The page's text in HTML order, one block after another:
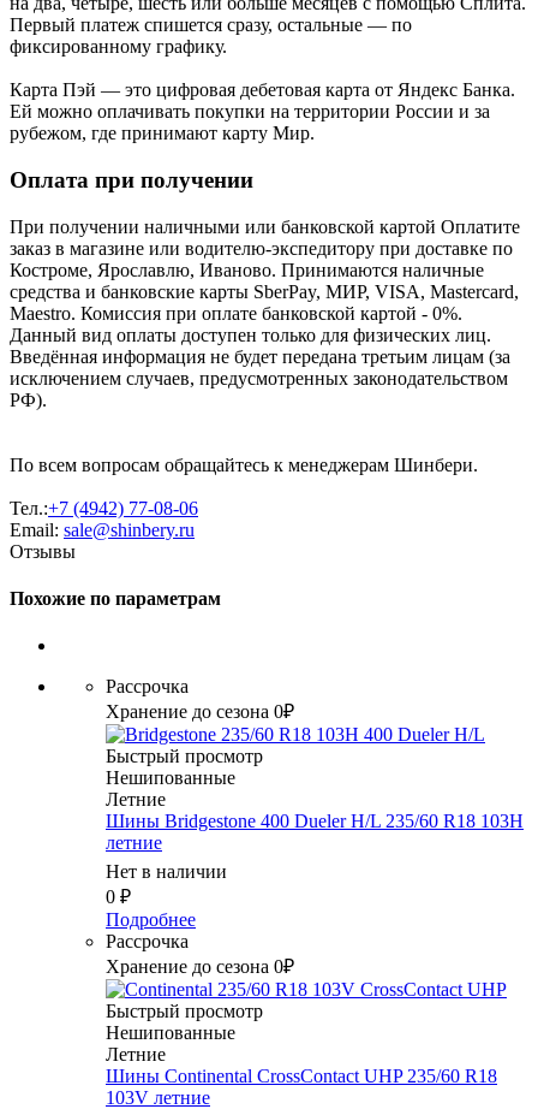
Первый платеж спишется сразу, остальные — по
фиксированному графику.
Карта Пэй — это цифровая дебетовая карта от Яндекс Банка.
Ей можно оплачивать покупки на территории России и за
рубежом, где принимают карту Мир.
Оплата при получении
При получении наличными или банковской картой Оплатите
заказ в магазине или водителю-экспедитору при доставке по
Костроме, Ярославлю, Иваново. Принимаются наличные
средства и банковские карты SberPay, МИР, VISA, Mastercard,
Maestro. Комиссия при оплате банковской картой - 0%.
Данный вид оплаты доступен только для физических лиц.
Введённая информация не будет передана третьим лицам (за
исключением случаев, предусмотренных законодательством
РФ).
По всем вопросам обращайтесь к менеджерам Шинбери.
Тел.:+7 (4942) 77-08-06
Email: sale@shinbery.ru
Отзывы
Похожие по параметрам
Рассрочка
Хранение до сезона 0₽
Быстрый просмотр
Нешипованные
Летние
Шины Bridgestone 400 Dueler H/L 235/60 R18 103H
летние
Нет в наличии
0 ₽
Подробнее
Рассрочка
Хранение до сезона 0₽
Быстрый просмотр
Нешипованные
Летние
Шины Continental CrossContact UHP 235/60 R18
103V летние